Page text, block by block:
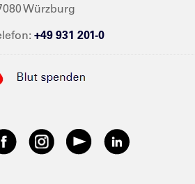
Würzburg
+49 931 201-0